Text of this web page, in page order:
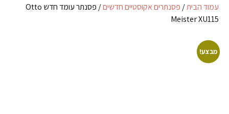
עמוד הבית/ פסנתרים אקוסטיים חדשים
/ פסנתר עומד חדש Otto
Meister XU115
מבצע!